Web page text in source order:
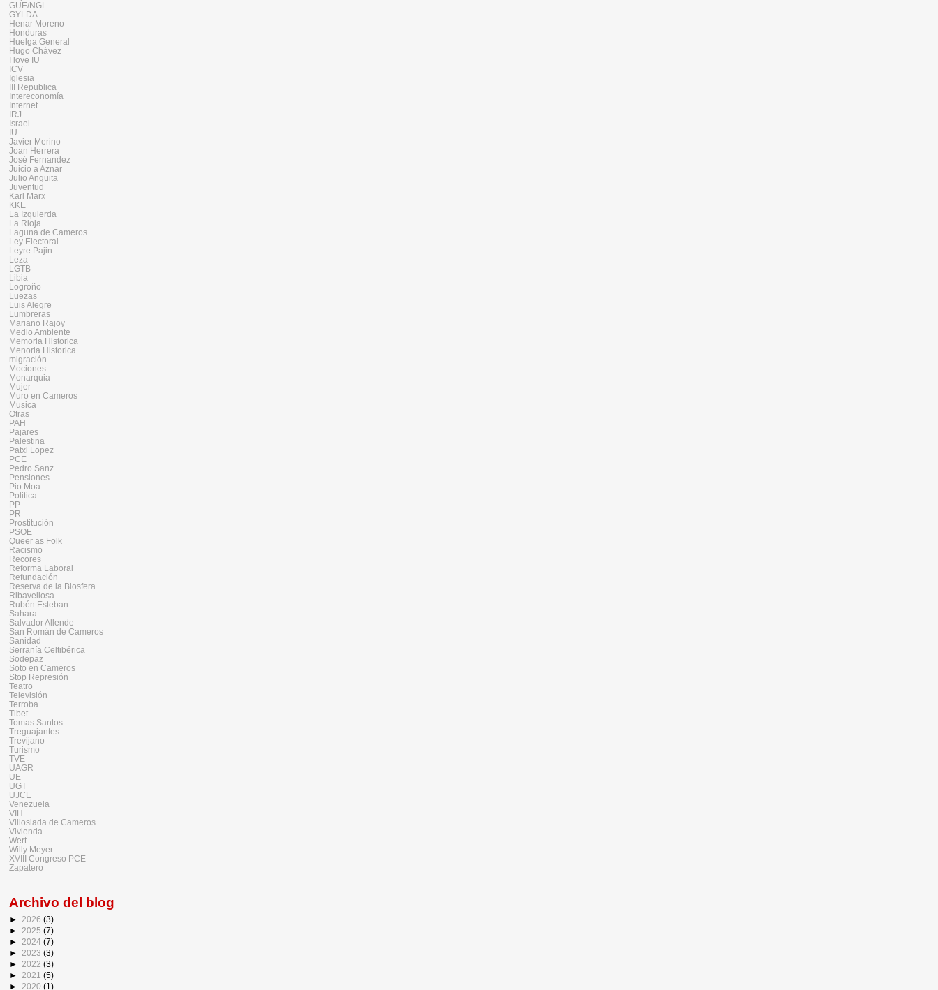
GUE/NGL
GYLDA
Henar Moreno
Honduras
Huelga General
Hugo Chávez
I love IU
ICV
Iglesia
III Republica
Intereconomía
Internet
IRJ
Israel
IU
Javier Merino
Joan Herrera
José Fernandez
Juicio a Aznar
Julio Anguita
Juventud
Karl Marx
KKE
La Izquierda
La Rioja
Laguna de Cameros
Ley Electoral
Leyre Pajin
Leza
LGTB
Libia
Logroño
Luezas
Luis Alegre
Lumbreras
Mariano Rajoy
Medio Ambiente
Memoria Historica
Menoria Historica
migración
Mociones
Monarquia
Mujer
Muro en Cameros
Musica
Otras
PAH
Pajares
Palestina
Patxi Lopez
PCE
Pedro Sanz
Pensiones
Pio Moa
Politica
PP
PR
Prostitución
PSOE
Queer as Folk
Racismo
Recores
Reforma Laboral
Refundación
Reserva de la Biosfera
Ribavellosa
Rubén Esteban
Sahara
Salvador Allende
San Román de Cameros
Sanidad
Serranía Celtibérica
Sodepaz
Soto en Cameros
Stop Represión
Teatro
Televisión
Terroba
Tibet
Tomas Santos
Treguajantes
Trevijano
Turismo
TVE
UAGR
UE
UGT
UJCE
Venezuela
VIH
Villoslada de Cameros
Vivienda
Wert
Willy Meyer
XVIII Congreso PCE
Zapatero
Archivo del blog
► 2026 (3)
► 2025 (7)
► 2024 (7)
► 2023 (3)
► 2022 (3)
► 2021 (5)
► 2020 (1)